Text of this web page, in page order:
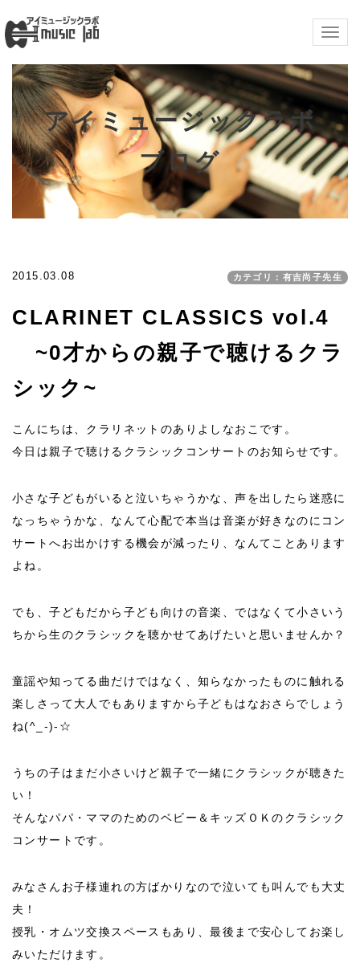
アイミュージックラボ
ブログ
2015.03.08 カテゴリ：有吉尚子先生
CLARINET CLASSICS vol.4
~0才からの親子で聴けるクラ
シック~
こんにちは、クラリネットのありよしなおこです。
今日は親子で聴けるクラシックコンサートのお知らせです。
小さな子どもがいると泣いちゃうかな、声を出したら迷惑に
なっちゃうかな、なんて心配で本当は音楽が好きなのにコン
サートへお出かけする機会が減ったり、なんてことあります
よね。
でも、子どもだから子ども向けの音楽、ではなくて小さいう
ちから生のクラシックを聴かせてあげたいと思いませんか？
童謡や知ってる曲だけではなく、知らなかったものに触れる
楽しさって大人でもありますから子どもはなおさらでしょう
ね(^_-)-☆
うちの子はまだ小さいけど親子で一緒にクラシックが聴きた
い！
そんなパパ・ママのためのベビー＆キッズＯＫのクラシック
コンサートです。
みなさんお子様連れの方ばかりなので泣いても叫んでも大丈
夫！
授乳・オムツ交換スペースもあり、最後まで安心してお楽し
みいただけます。